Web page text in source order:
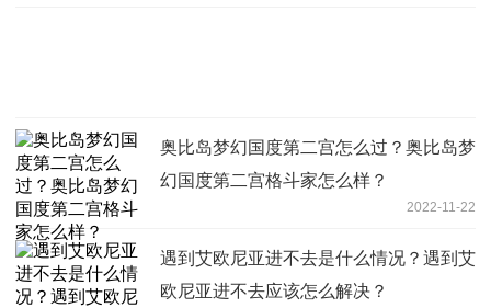
奥比岛梦幻国度第二宫怎么过？奥比岛梦
幻国度第二宫格斗家怎么样？
2022-11-22
遇到艾欧尼亚进不去是什么情况？遇到艾
欧尼亚进不去应该怎么解决？